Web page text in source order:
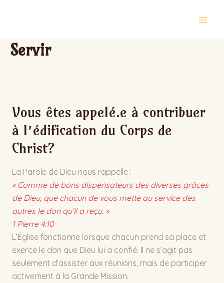
Servir
Vous êtes appelé.e à contribuer
à l’édification du Corps de
Christ?
La Parole de Dieu nous rappelle :
« Comme de bons dispensateurs des diverses grâces
de Dieu, que chacun de vous mette au service des
autres le don qu’il a reçu. »
1 Pierre 4:10
L’Église fonctionne lorsque chacun prend sa place et
exerce le don que Dieu lui a confié. Il ne s’agit pas
seulement d’assister aux réunions, mais de participer
activement à la Grande Mission.